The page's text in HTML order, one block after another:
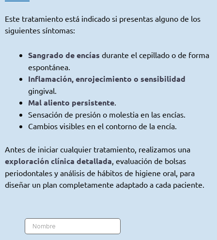
Este tratamiento está indicado si presentas alguno de los
siguientes síntomas:
Sangrado de encías durante el cepillado o de forma
espontánea.
Inflamación, enrojecimiento o sensibilidad
gingival.
Mal aliento persistente.
Sensación de presión o molestia en las encías.
Cambios visibles en el contorno de la encía.
Antes de iniciar cualquier tratamiento, realizamos una
exploración clínica detallada, evaluación de bolsas
periodontales y análisis de hábitos de higiene oral, para
diseñar un plan completamente adaptado a cada paciente.